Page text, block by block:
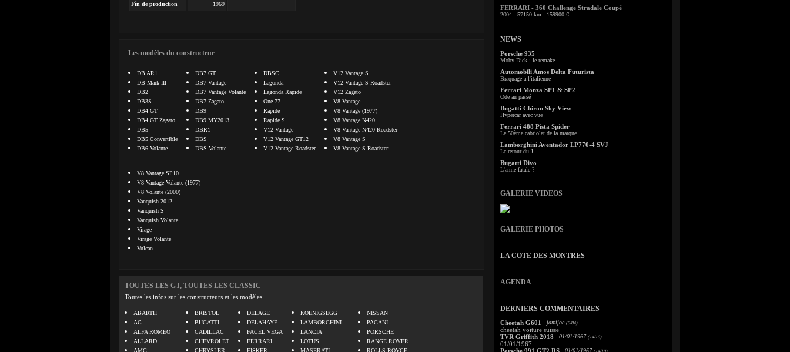
Fin de production 1969
Les modèles du constructeur
DB AR1
DB Mark III
DB2
DB3S
DB4 GT
DB4 GT Zagato
DB5
DB5 Convertible
DB6 Volante
DB7 GT
DB7 Vantage
DB7 Vantage Volante
DB7 Zagato
DB9
DB9 MY2013
DBR1
DBS
DBS Volante
DBSC
Lagonda
Lagonda Rapide
One 77
Rapide
Rapide S
V12 Vantage
V12 Vantage GT12
V12 Vantage Roadster
V12 Vantage S
V12 Vantage S Roadster
V12 Zagato
V8 Vantage
V8 Vantage (1977)
V8 Vantage N420
V8 Vantage N420 Roadster
V8 Vantage S
V8 Vantage S Roadster
V8 Vantage SP10
V8 Vantage Volante (1977)
V8 Volante (2000)
Vanquish 2012
Vanquish S
Vanquish Volante
Virage
Virage Volante
Vulcan
TOUTES LES GT, TOUTES LES CLASSIC
Toutes les infos sur les constructeurs et les modèles.
ABARTH
AC
ALFA ROMEO
ALLARD
AMG
BRISTOL
BUGATTI
CADILLAC
CHEVROLET
CHRYSLER
DELAGE
DELAHAYE
FACEL VEGA
FERRARI
FISKER
KOENIGSEGG
LAMBORGHINI
LANCIA
LOTUS
MASERATI
NISSAN
PAGANI
PORSCHE
RANGE ROVER
ROLLS ROYCE
FERRARI - 360 Challenge Stradale Coupé
2004 - 57150 km - 159900 €
NEWS
Porsche 935
Moby Dick : le remake
Automobili Amos Delta Futurista
Braquage à l'italienne
Ferrari Monza SP1 & SP2
Ode au passé
Bugatti Chiron Sky View
Hypercar avec vue
Ferrari 488 Pista Spider
Le 50ème cabriolet de la marque
Lamborghini Aventador LP770-4 SVJ
Le retour du J
Bugatti Divo
L'arme fatale ?
GALERIE VIDEOS
GALERIE PHOTOS
LA COTE DES MONTRES
AGENDA
DERNIERS COMMENTAIRES
Cheetah G601 - jamijoe (5/04)
cheetah voiture suisse
TVR Griffith 2018 - 01/01/1967 (14/10)
01/01/1967
- 01/01/1967